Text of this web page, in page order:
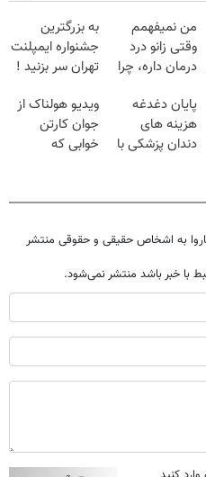
من نمیفهمم
وقتی زانو درد
درمان داره، چرا
تحمل میکنی؟❗
به بزرگترین
جشنواره ایمپلنت
تهران سر بزنید !
میلیون !
پایان دغدغه
هزینه های
دندان پزشکی با
ویدیو هولناک از
جوان کارتن
خوابی که
به اشخاص حقیقی و حقوقی منتشر
با خبر باشد منتشر نمی‌شود.